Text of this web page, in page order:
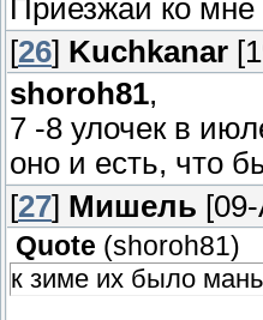
Приезжай ко
[26] Kuchkanar
shoroh81,
7 -8 улочек в
оно и есть, что
[27] Мишель
Quote (shoroh81)
к зиме их было